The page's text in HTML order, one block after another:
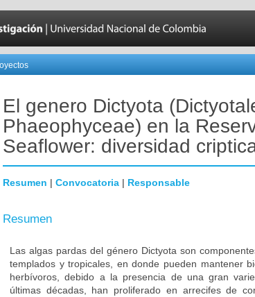
El genero Dictyota
Phaeophyceae) en la
Seaflower: diversidad
Resumen | Convocatoria | Responsable
Resumen
Las algas pardas del género Dictyota son
templados y tropicales, en donde pueden mantener
herbívoros, debido a la presencia de una gran
últimas décadas, han proliferado en arrecifes de